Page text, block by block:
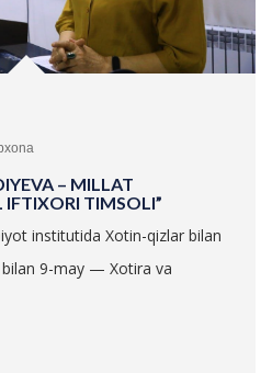
– MILLAT
IFTIXORI TIMSOLI”
institutida Xotin-qizlar bilan
bilan 9-may — Xotira va